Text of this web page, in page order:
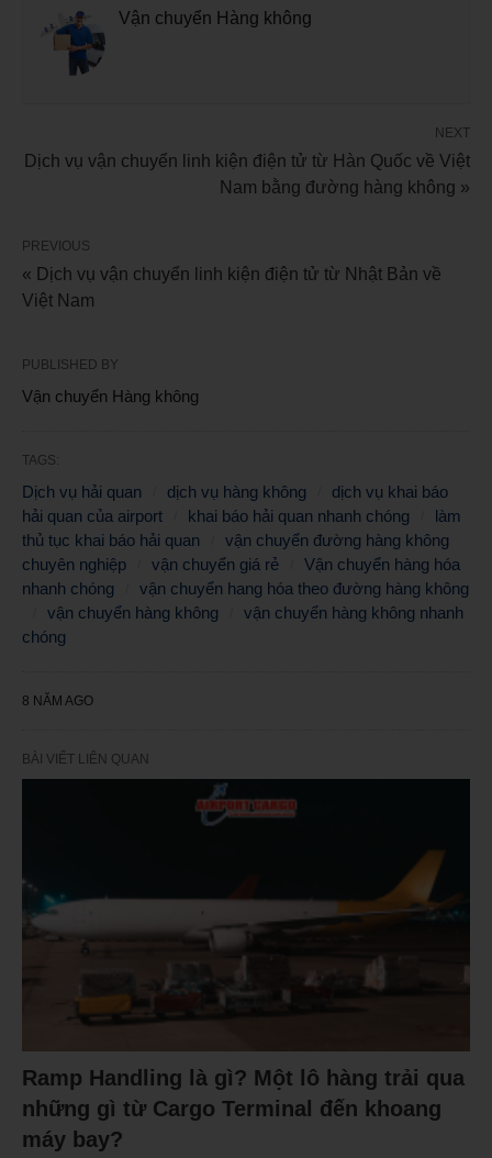
Vận chuyển Hàng không
NEXT
Dịch vụ vận chuyển linh kiện điện tử từ Hàn Quốc về Việt
Nam bằng đường hàng không »
PREVIOUS
« Dịch vụ vận chuyển linh kiện điện tử từ Nhật Bản về
Việt Nam
PUBLISHED BY
Vận chuyển Hàng không
TAGS:
Dịch vụ hải quan dịch vụ hàng không
dịch vụ khai báo
hải quan của airport
khai báo hải quan nhanh chóng
làm
thủ tục khai báo hải quan
vận chuyển đường hàng không
chuyên nghiệp
vận chuyển giá rẻ
Vận chuyển hàng hóa
nhanh chóng
vận chuyển hang hóa theo đường hàng không
vận chuyển hàng không
vận chuyển hàng không nhanh
chóng
8 NĂM AGO
BÀI VIẾT LIÊN QUAN
Ramp Handling là gì? Một lô hàng trải qua
những gì từ Cargo Terminal đến khoang
máy bay?